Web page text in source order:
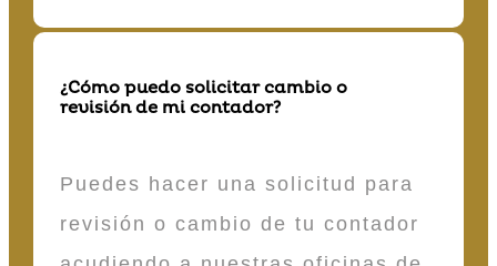
¿Cómo puedo solicitar cambio o
revisión de mi contador?
Puedes hacer una solicitud para
revisión o cambio de tu contador